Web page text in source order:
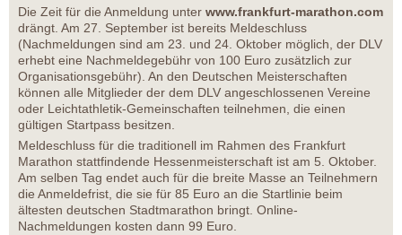
Die Zeit für die Anmeldung unter www.frankfurt-marathon.com
drängt. Am 27. September ist bereits Meldeschluss
(Nachmeldungen sind am 23. und 24. Oktober möglich, der DLV
erhebt eine Nachmeldegebühr von 100 Euro zusätzlich zur
Organisationsgebühr). An den Deutschen Meisterschaften
können alle Mitglieder der dem DLV angeschlossenen Vereine
oder Leichtathletik-Gemeinschaften teilnehmen, die einen
gültigen Startpass besitzen.
Meldeschluss für die traditionell im Rahmen des Frankfurt
Marathon stattfindende Hessenmeisterschaft ist am 5. Oktober.
Am selben Tag endet auch für die breite Masse an Teilnehmern
die Anmeldefrist, die sie für 85 Euro an die Startlinie beim
ältesten deutschen Stadtmarathon bringt. Online-
Nachmeldungen kosten dann 99 Euro.